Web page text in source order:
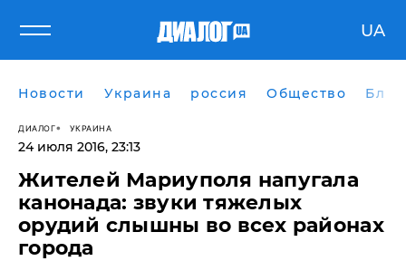
UA
Новости Украина россия Общество
ДИАЛОГ УКРАИНА
24 июля 2016, 23:13
Жителей Мариуполя напугала
канонада: звуки тяжелых
орудий слышны во всех районах
города